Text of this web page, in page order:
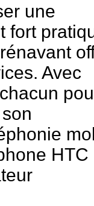
une
fort
Avec
HTC